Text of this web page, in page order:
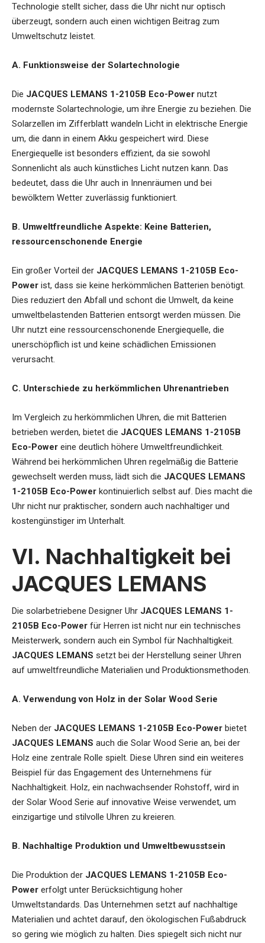
Technologie stellt sicher, dass die Uhr nicht nur optisch
überzeugt, sondern auch einen wichtigen Beitrag zum
Umweltschutz leistet.
A. Funktionsweise der Solartechnologie
Die JACQUES LEMANS 1-2105B Eco-Power nutzt
modernste Solartechnologie, um ihre Energie zu beziehen. Die
Solarzellen im Zifferblatt wandeln Licht in elektrische Energie
um, die dann in einem Akku gespeichert wird. Diese
Energiequelle ist besonders effizient, da sie sowohl
Sonnenlicht als auch künstliches Licht nutzen kann. Das
bedeutet, dass die Uhr auch in Innenräumen und bei
bewölktem Wetter zuverlässig funktioniert.
B. Umweltfreundliche Aspekte: Keine Batterien,
ressourcenschonende Energie
Ein großer Vorteil der JACQUES LEMANS 1-2105B Eco-
Power ist, dass sie keine herkömmlichen Batterien benötigt.
Dies reduziert den Abfall und schont die Umwelt, da keine
umweltbelastenden Batterien entsorgt werden müssen. Die
Uhr nutzt eine ressourcenschonende Energiequelle, die
unerschöpflich ist und keine schädlichen Emissionen
verursacht.
C. Unterschiede zu herkömmlichen Uhrenantrieben
Im Vergleich zu herkömmlichen Uhren, die mit Batterien
betrieben werden, bietet die JACQUES LEMANS 1-2105B
Eco-Power eine deutlich höhere Umweltfreundlichkeit.
Während bei herkömmlichen Uhren regelmäßig die Batterie
gewechselt werden muss, lädt sich die JACQUES LEMANS
1-2105B Eco-Power kontinuierlich selbst auf. Dies macht die
Uhr nicht nur praktischer, sondern auch nachhaltiger und
kostengünstiger im Unterhalt.
VI. Nachhaltigkeit bei
JACQUES LEMANS
Die solarbetriebene Designer Uhr JACQUES LEMANS 1-
2105B Eco-Power für Herren ist nicht nur ein technisches
Meisterwerk, sondern auch ein Symbol für Nachhaltigkeit.
JACQUES LEMANS setzt bei der Herstellung seiner Uhren
auf umweltfreundliche Materialien und Produktionsmethoden.
A. Verwendung von Holz in der Solar Wood Serie
Neben der JACQUES LEMANS 1-2105B Eco-Power bietet
JACQUES LEMANS auch die Solar Wood Serie an, bei der
Holz eine zentrale Rolle spielt. Diese Uhren sind ein weiteres
Beispiel für das Engagement des Unternehmens für
Nachhaltigkeit. Holz, ein nachwachsender Rohstoff, wird in
der Solar Wood Serie auf innovative Weise verwendet, um
einzigartige und stilvolle Uhren zu kreieren.
B. Nachhaltige Produktion und Umweltbewusstsein
Die Produktion der JACQUES LEMANS 1-2105B Eco-
Power erfolgt unter Berücksichtigung hoher
Umweltstandards. Das Unternehmen setzt auf nachhaltige
Materialien und achtet darauf, den ökologischen Fußabdruck
so gering wie möglich zu halten. Dies spiegelt sich nicht nur